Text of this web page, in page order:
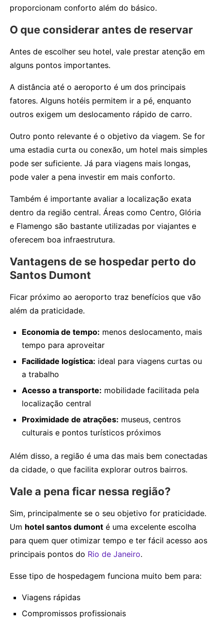
proporcionam conforto além do básico.
O que considerar antes de reservar
Antes de escolher seu hotel, vale prestar atenção em
alguns pontos importantes.
A distância até o aeroporto é um dos principais
fatores. Alguns hotéis permitem ir a pé, enquanto
outros exigem um deslocamento rápido de carro.
Outro ponto relevante é o objetivo da viagem. Se for
uma estadia curta ou conexão, um hotel mais simples
pode ser suficiente. Já para viagens mais longas,
pode valer a pena investir em mais conforto.
Também é importante avaliar a localização exata
dentro da região central. Áreas como Centro, Glória
e Flamengo são bastante utilizadas por viajantes e
oferecem boa infraestrutura.
Vantagens de se hospedar perto do
Santos Dumont
Ficar próximo ao aeroporto traz benefícios que vão
além da praticidade.
Economia de tempo: menos deslocamento, mais
tempo para aproveitar
Facilidade logística: ideal para viagens curtas ou
a trabalho
Acesso a transporte: mobilidade facilitada pela
localização central
Proximidade de atrações: museus, centros
culturais e pontos turísticos próximos
Além disso, a região é uma das mais bem conectadas
da cidade, o que facilita explorar outros bairros.
Vale a pena ficar nessa região?
Sim, principalmente se o seu objetivo for praticidade.
Um hotel santos dumont é uma excelente escolha
para quem quer otimizar tempo e ter fácil acesso aos
principais pontos do Rio de Janeiro.
Esse tipo de hospedagem funciona muito bem para:
Viagens rápidas
Compromissos profissionais